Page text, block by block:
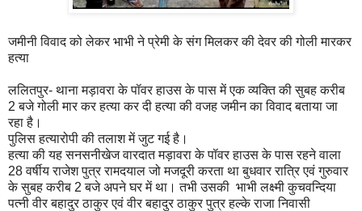
जमीनी विवाद को लेकर भाभी ने प्रेमी के संग मिलकर की देवर की गोली मारकर
हत्या
ललितपुर- थाना मड़ावरा के पॉवर हाउस के पास में एक व्यक्ति की सुबह करीब
2 बजे गोली मार कर हत्या कर दी हत्या की वजह जमीन का विवाद बताया जा
रहा है।
पुलिस हत्यारोपी की तलाश में जुट गई है।
हत्या की यह सनसनीखेज वारदात मड़ावरा के पॉवर हाउस के पास रहने वाला
28 वर्षीय राजेश पुत्र रामदयाल जो मजदूरी करता था बुधवार रात्रि एवं गुरुवार
के सुबह करीब 2 बजे अपने घर में था। तभी उसकी भाभी लक्ष्मी कुचवन्दिया
पत्नी वीर बहादुर ठाकुर एवं वीर बहादुर ठाकुर पुत्र हल्के राजा निवासी